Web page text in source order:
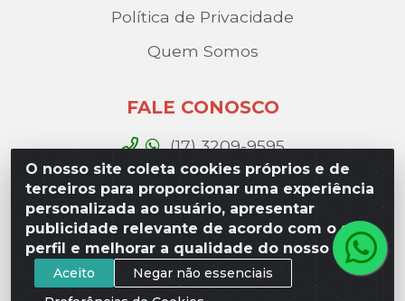
O nosso site coleta cookies próprios e de
terceiros para proporcionar uma experiência
personalizada ao usuário, apresentar
publicidade relevante de acordo com o seu
perfil e melhorar a qualidade do nosso site.
Aceito
Negar não essenciais
Política de Privacidade
Quem Somos
FALE CONOSCO
(17) 3209-9595
contato@liviadistribuidora.com.br
BAIXE NOSSO APP